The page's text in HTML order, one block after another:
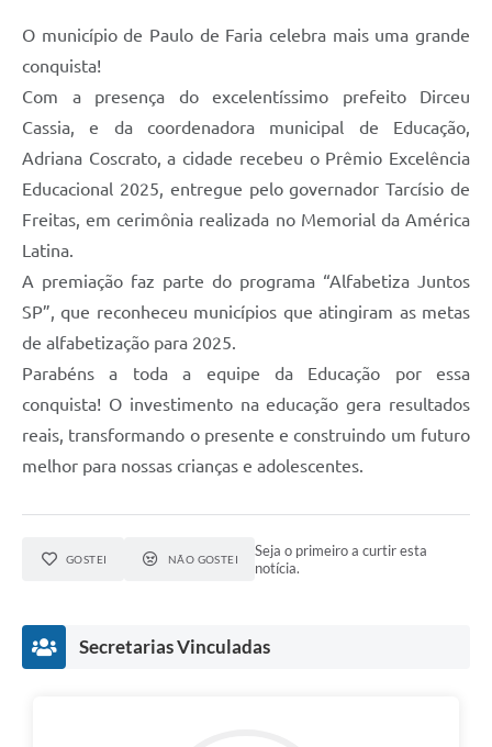
O município de Paulo de Faria celebra mais uma grande
conquista!
Com a presença do excelentíssimo prefeito Dirceu
Cassia, e da coordenadora municipal de Educação,
Adriana Coscrato, a cidade recebeu o Prêmio Excelência
Educacional 2025, entregue pelo governador Tarcísio de
Freitas, em cerimônia realizada no Memorial da América
Latina.
A premiação faz parte do programa “Alfabetiza Juntos
SP”, que reconheceu municípios que atingiram as metas
de alfabetização para 2025.
Parabéns a toda a equipe da Educação por essa
conquista! O investimento na educação gera resultados
reais, transformando o presente e construindo um futuro
melhor para nossas crianças e adolescentes.
GOSTEI NÃO GOSTEI
Seja o primeiro a curtir esta
notícia.
Secretarias Vinculadas